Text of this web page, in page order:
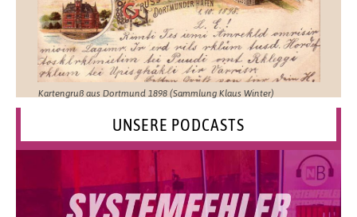
Kartengruß aus Dortmund 1898 (Sammlung Klaus Winter)
UNSERE PODCASTS